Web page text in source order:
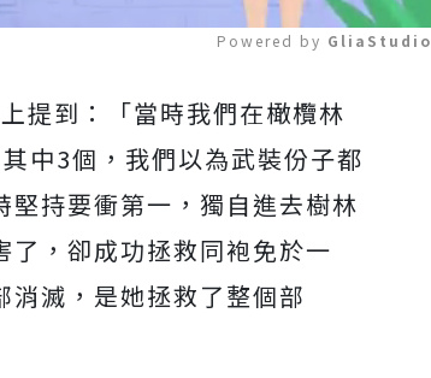
Mute
Powered by
提到：「當時我們在橄欖林
中3個，我們以為武裝份子都
持要衝第一，獨自進去樹林
，卻成功拯救同袍免於一
滅，是她拯救了整個部